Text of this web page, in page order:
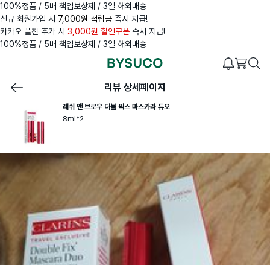
100%정품 / 5배 책임보상제 / 3일 해외배송
신규 회원가입 시 7,000원 적립금 즉시 지급!
카카오 플친 추가 시 3,000원 할인쿠폰 즉시 지급!
100%정품 / 5배 책임보상제 / 3일 해외배송
리뷰 상세페이지
래쉬 앤 브로우 더블 픽스 마스카라 듀오
8ml*2